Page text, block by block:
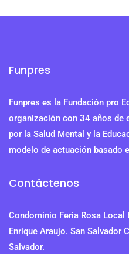
Funpres
Funpres es la Fundación pro
organización con 34 años de
por la Salud Mental y la
modelo de actuación basado
Contáctenos
Condominio Feria Rosa Local
Enrique Araujo. San Salvador
Salvador.